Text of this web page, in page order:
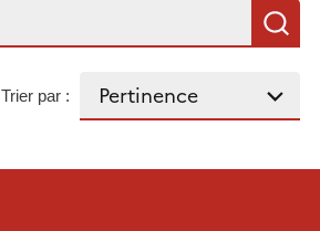
Trier par :